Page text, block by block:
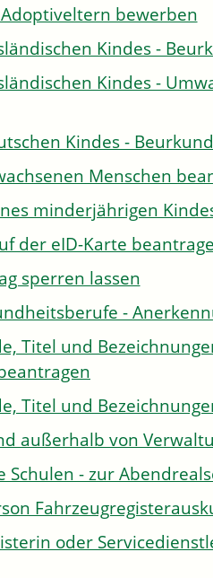
bewerben
Kindes -
Kindes -
Kindes -
Menschen
minderjährigen
der eID-Karte
sperren lassen
-
Titel und
Titel und
außerhalb von
Schulen - zur
oder